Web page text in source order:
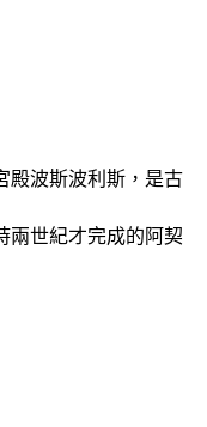
波斯波利斯，是古
世紀才完成的阿契